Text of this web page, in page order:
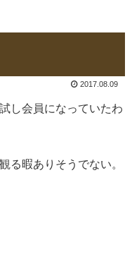
2017.08.09
し会員になっていたわ
る暇ありそうでない。